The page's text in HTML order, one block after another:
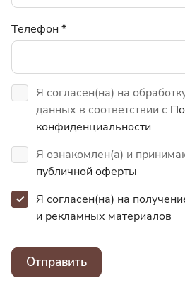
Телефон*
Я согласен(на) на
данных в соответствии с
конфиденциальности
Я ознакомлен(а) и
публичной оферты
Я согласен(на) на
и рекламных материалов
Отправить